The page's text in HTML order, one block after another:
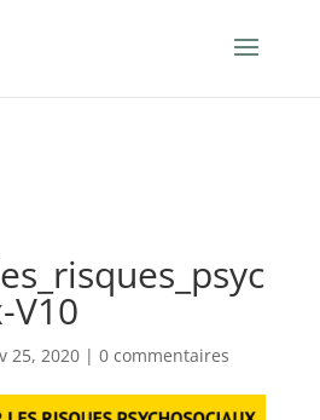
vous pour les Sophrologues
V10
25, 2020| 0 commentaires